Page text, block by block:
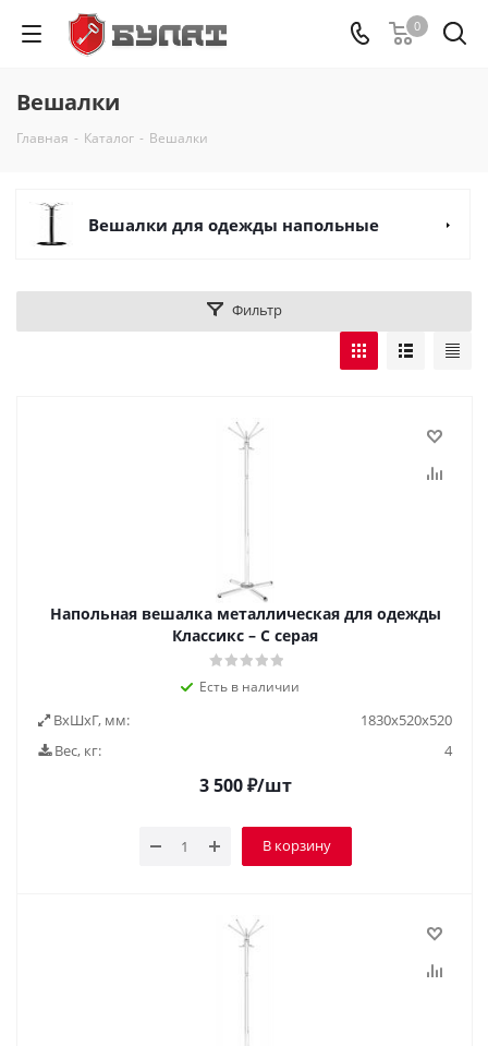
0
Вешалки
Главная - Каталог - Вешалки
Вешалки для одежды напольные
Фильтр
Напольная вешалка металлическая для одежды
Классикс – С серая
Есть в наличии
ВxШxГ, мм:
1830х520х520
Вес, кг:
4
3 500₽/шт
В корзину